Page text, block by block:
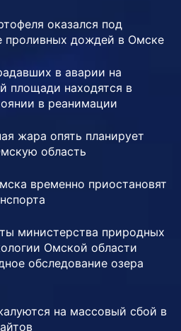
оказался под
проливных дождей в Омске
в аварии на
площади находятся в
в реанимации
жара опять планирует
область
временно приостановят
министерства природных
Омской области
обследование озера
на массовый сбой в